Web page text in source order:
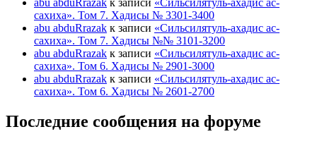
сахиха». Том 7. Хадисы № 3301-3400
abu abduRrazak к записи «Сильсилятуль-ахадис ас-
сахиха». Том 7. Хадисы №№ 3101-3200
abu abduRrazak к записи «Сильсилятуль-ахадис ас-
сахиха». Том 6. Хадисы № 2901-3000
abu abduRrazak к записи «Сильсилятуль-ахадис ас-
сахиха». Том 6. Хадисы № 2601-2700
Последние сообщения на форуме